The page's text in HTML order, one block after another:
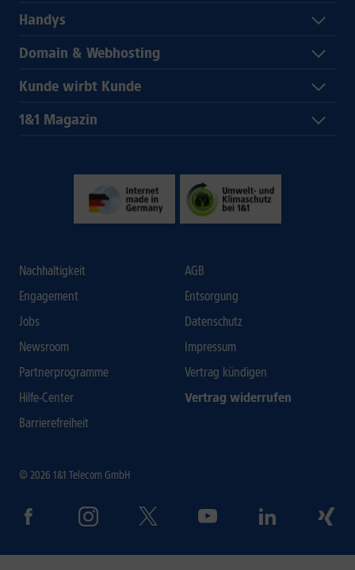
Handys
Domain & Webhosting
Kunde wirbt Kunde
1&1 Magazin
Nachhaltigkeit
Engagement
Jobs
Newsroom
Partnerprogramme
Hilfe-Center
Barrierefreiheit
AGB
Entsorgung
Datenschutz
Impressum
Vertrag kündigen
Vertrag widerrufen
© 2026 1&1 Telecom GmbH